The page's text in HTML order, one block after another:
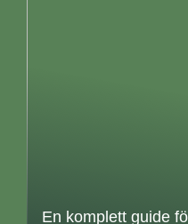
En komplett guide